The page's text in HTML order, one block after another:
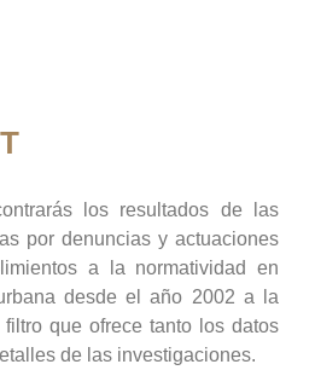
los resultados de las
por denuncias y actuaciones
a la normatividad en
desde el año 2002 a la
que ofrece tanto los datos
de las investigaciones.